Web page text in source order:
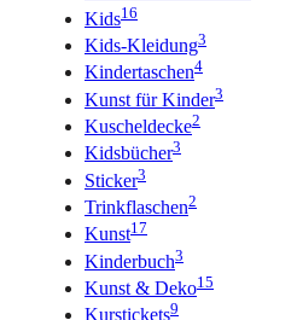
Kids16
Kids-Kleidung3
Kindertaschen4
Kunst für Kinder3
Kuscheldecke2
Kidsbücher3
Sticker3
Trinkflaschen2
Kunst17
Kinderbuch3
Kunst & Deko15
Kurstickets9